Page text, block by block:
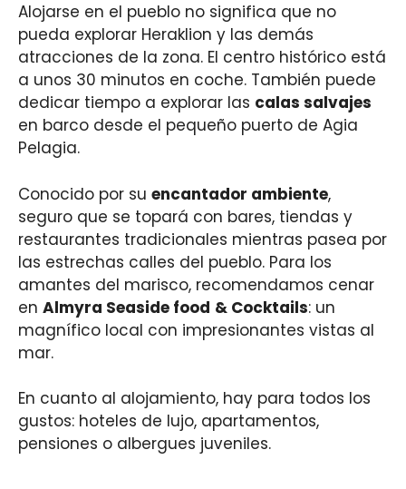
Alojarse en el pueblo no significa que no
pueda explorar Heraklion y las demás
atracciones de la zona. El centro histórico está
a unos 30 minutos en coche. También puede
dedicar tiempo a explorar las calas salvajes
en barco desde el pequeño puerto de Agia
Pelagia.
Conocido por su encantador ambiente,
seguro que se topará con bares, tiendas y
restaurantes tradicionales mientras pasea por
las estrechas calles del pueblo. Para los
amantes del marisco, recomendamos cenar
en Almyra Seaside food & Cocktails: un
magnífico local con impresionantes vistas al
mar.
En cuanto al alojamiento, hay para todos los
gustos: hoteles de lujo, apartamentos,
pensiones o albergues juveniles.